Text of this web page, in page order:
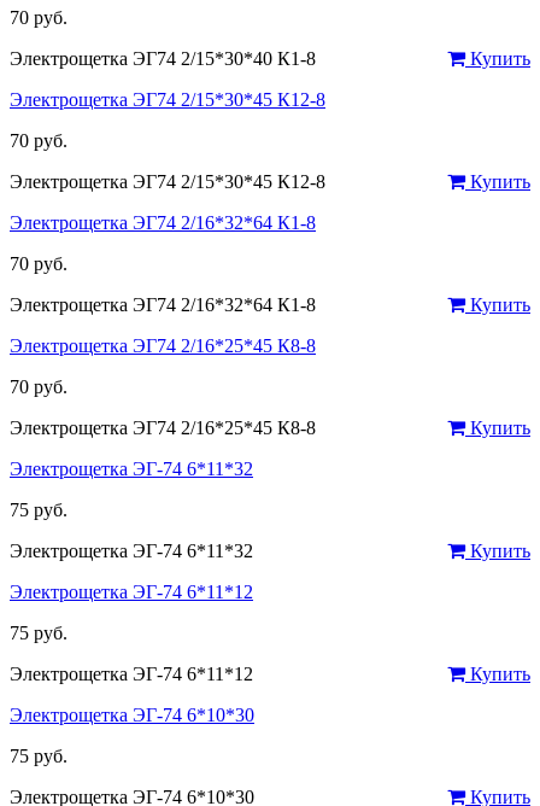
70 руб.
Купить
Электрощетка ЭГ74 2/15*30*40 К1-8
Электрощетка ЭГ74 2/15*30*45 К12-8
70 руб.
Купить
Электрощетка ЭГ74 2/15*30*45 К12-8
Электрощетка ЭГ74 2/16*32*64 К1-8
70 руб.
Купить
Электрощетка ЭГ74 2/16*32*64 К1-8
Электрощетка ЭГ74 2/16*25*45 К8-8
70 руб.
Купить
Электрощетка ЭГ74 2/16*25*45 К8-8
Электрощетка ЭГ-74 6*11*32
75 руб.
Купить
Электрощетка ЭГ-74 6*11*32
Электрощетка ЭГ-74 6*11*12
75 руб.
Купить
Электрощетка ЭГ-74 6*11*12
Электрощетка ЭГ-74 6*10*30
75 руб.
Купить
Электрощетка ЭГ-74 6*10*30